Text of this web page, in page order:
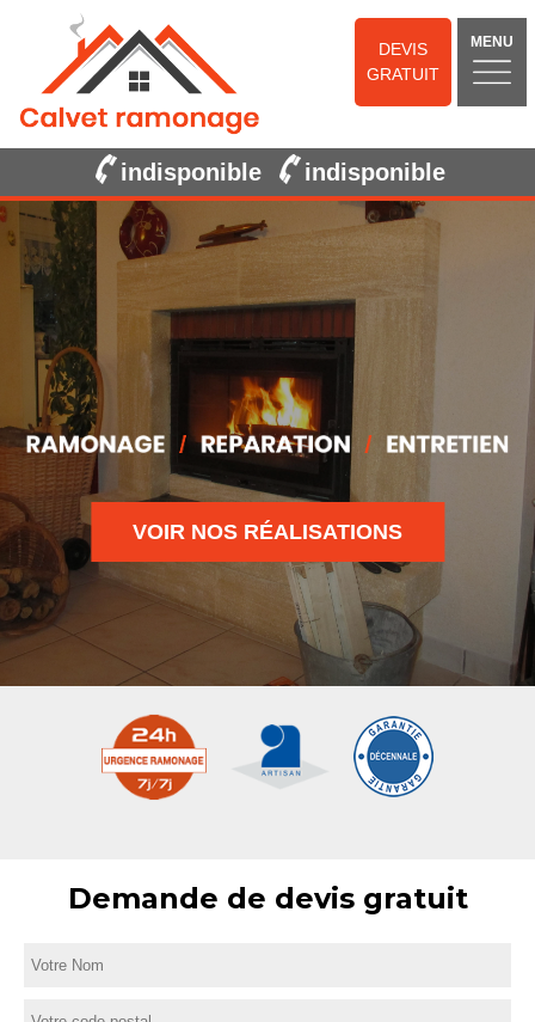
DEVIS
GRATUIT
MENU
indisponible indisponible
VOIR NOS RÉALISATIONS
Demande de devis gratuit